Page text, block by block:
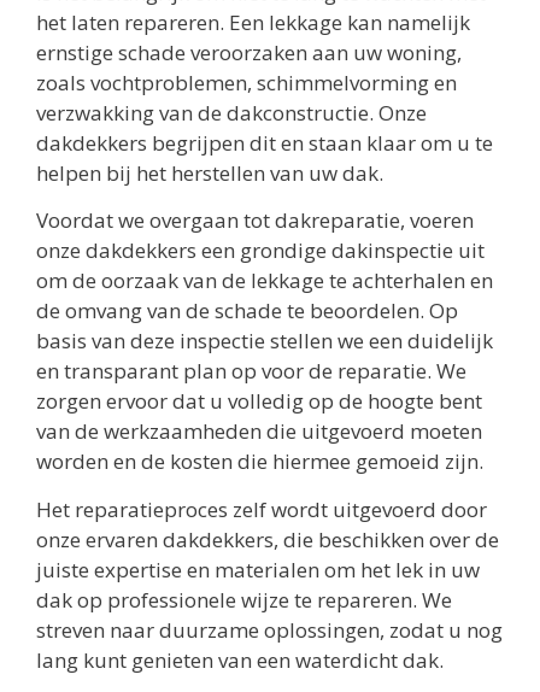
het laten repareren. Een lekkage kan namelijk
ernstige schade veroorzaken aan uw woning,
zoals vochtproblemen, schimmelvorming en
verzwakking van de dakconstructie. Onze
dakdekkers begrijpen dit en staan klaar om u te
helpen bij het herstellen van uw dak.
Voordat we overgaan tot dakreparatie, voeren
onze dakdekkers een grondige dakinspectie uit
om de oorzaak van de lekkage te achterhalen en
de omvang van de schade te beoordelen. Op
basis van deze inspectie stellen we een duidelijk
en transparant plan op voor de reparatie. We
zorgen ervoor dat u volledig op de hoogte bent
van de werkzaamheden die uitgevoerd moeten
worden en de kosten die hiermee gemoeid zijn.
Het reparatieproces zelf wordt uitgevoerd door
onze ervaren dakdekkers, die beschikken over de
juiste expertise en materialen om het lek in uw
dak op professionele wijze te repareren. We
streven naar duurzame oplossingen, zodat u nog
lang kunt genieten van een waterdicht dak.